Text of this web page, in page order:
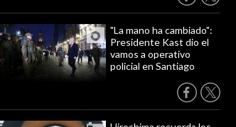
"La mano ha cambiado":
Presidente Kast dio el
vamos a operativo
policial en Santiago